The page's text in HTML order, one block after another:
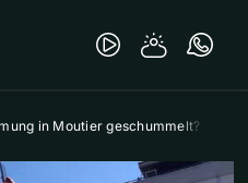
in Moutier geschummelt?